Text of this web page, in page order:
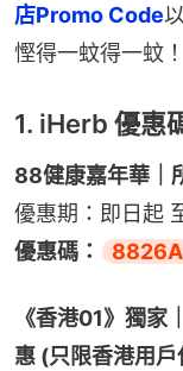
店Promo Code
慳得一蚊得一蚊！
1. iHerb 優惠
88健康嘉年華｜
優惠期：即日起
優惠碼：
8826A
《香港01》獨家
惠 (只限香港用戶